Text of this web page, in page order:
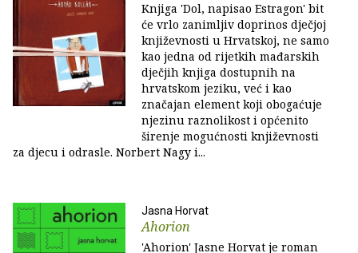
Knjiga 'Dol, napisao Estragon' bit
će vrlo zanimljiv doprinos dječjoj
književnosti u Hrvatskoj, ne samo
kao jedna od rijetkih mađarskih
dječjih knjiga dostupnih na
hrvatskom jeziku, već i kao
značajan element koji obogaćuje
njezinu raznolikost i općenito
širenje mogućnosti književnosti
za djecu i odrasle. Norbert Nagy i...
Jasna Horvat
Ahorion
'Ahorion' Jasne Horvat je roman